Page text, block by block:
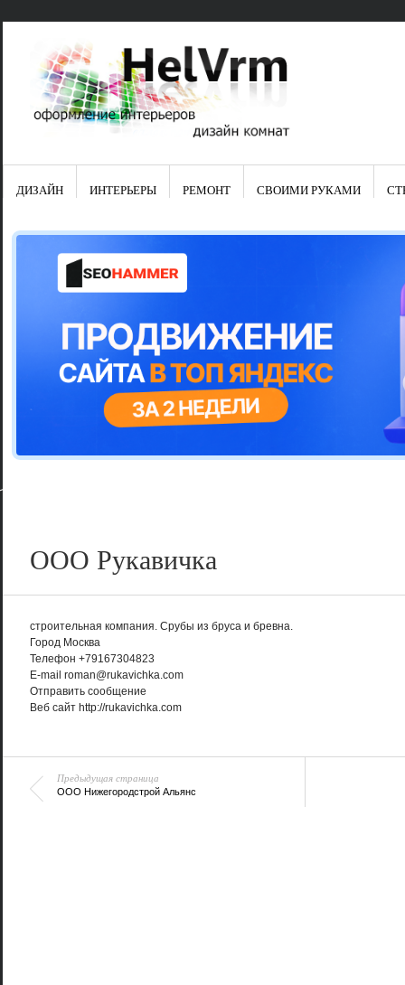
Свежие
Японские
Школа
Шьем
ДИЗАЙН ИНТЕРЬЕРЫ РЕМОНТ СВОИМИ РУКАМИ
ООО Рукавичка
строительная компания. Срубы из бруса и бревна.
Город Москва
Телефон +79167304823
E-mail roman@rukavichka.com
Отправить сообщение
Веб сайтhttp://rukavichka.com
Предыдущая страница
ООО Нижегородстрой Альянс